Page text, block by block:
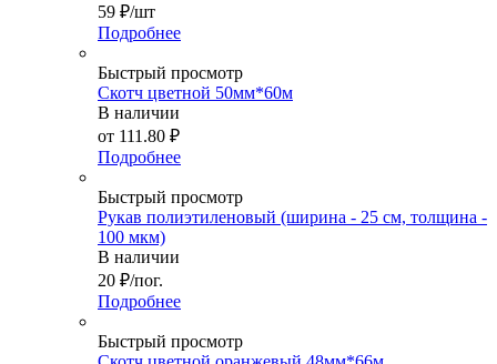
59 ₽/шт
Подробнее
Быстрый просмотр
Скотч цветной 50мм*60м
В наличии
от 111.80 ₽
Подробнее
Быстрый просмотр
Рукав полиэтиленовый (ширина - 25 см, толщина -
100 мкм)
В наличии
20 ₽/пог.
Подробнее
Быстрый просмотр